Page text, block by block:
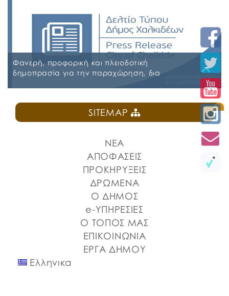
ΑΣΦΑΛΕΙΕΣ 2026-2027 09-07-2026_signed
ΠΑΡΑΡΤΗΜΑ Α’ ΜΕΛΕΤΗ ΑΣΦΑΛΕΙΕΣ ΕΠΕΞΕΡΓΑΣΙΜΗ
2026-2027 09-07-2026 ΠΑΡΑΡΤΗΜΑ Β ΕΕΕΣ PDF_signed
ΠΕΡΙΛΗΨΗ ΔΙΑΚΗΡΥΞΗΣ ΑΣΦΑΛΕΙΕΣ_signed
Φανερή, προφορική και πλειοδοτική
δημοπρασία για την παραχώρηση, δια
χώρου στην Πλατεία Ελευθερίας
ΠΡΟΚΗΡΥΞΗ ΚΑΝΤΙΝΑ ΠΛΑΤΕΙΑΣ ΕΛΕΥΘΕΡΙΑΣ
SITEMAP
ΝΕΑ
ΑΠΟΦΑΣΕΙΣ
ΠΡΟΚΗΡΥΞΕΙΣ
ΔΡΩΜΕΝΑ
Ο ΔΗΜΟΣ
e-ΥΠΗΡΕΣΙΕΣ
Ο ΤΟΠΟΣ ΜΑΣ
ΕΠΙΚΟΙΝΩΝΙΑ
ΕΡΓΑ ΔΗΜΟΥ
Ελληνικα